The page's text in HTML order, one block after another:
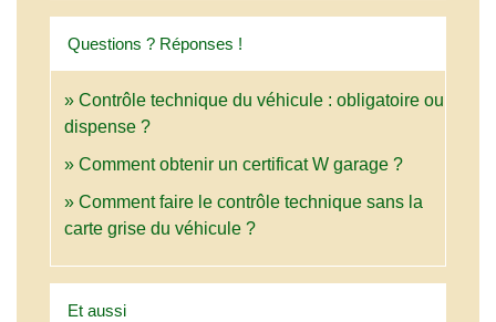
Questions ? Réponses !
Contrôle technique du véhicule : obligatoire ou
dispense ?
Comment obtenir un certificat W garage ?
Comment faire le contrôle technique sans la
carte grise du véhicule ?
Et aussi